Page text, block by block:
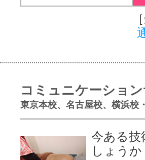
コミュニケーショ
東京本校、名古屋校、横浜校
今ある
しょう